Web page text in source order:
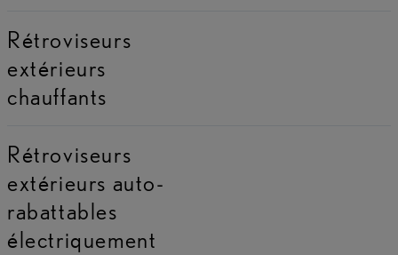
Rétroviseurs
extérieurs
chauffants
Rétroviseurs
extérieurs auto-
rabattables
électriquement